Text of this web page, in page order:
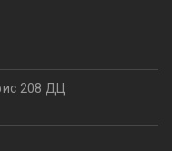
208 ДЦ